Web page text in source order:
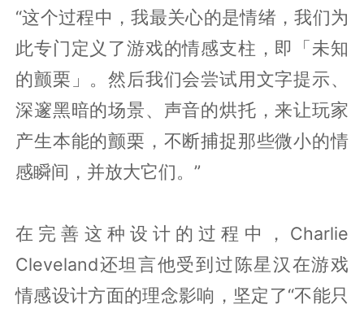
“这个过程中，我最关心的是情绪，我们为
此专门定义了游戏的情感支柱，即「未知
的颤栗」。然后我们会尝试用文字提示、
深邃黑暗的场景、声音的烘托，来让玩家
产生本能的颤栗，不断捕捉那些微小的情
感瞬间，并放大它们。”
在完善这种设计的过程中，Charlie
Cleveland还坦言他受到过陈星汉在游戏
情感设计方面的理念影响，坚定了“不能只